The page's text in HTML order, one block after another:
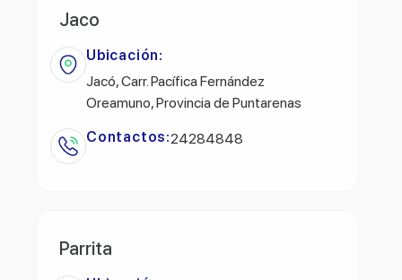
Jaco
Ubicación:
Jacó, Carr. Pacífica Fernández
Oreamuno, Provincia de Puntarenas
Contactos:24284848
Parrita